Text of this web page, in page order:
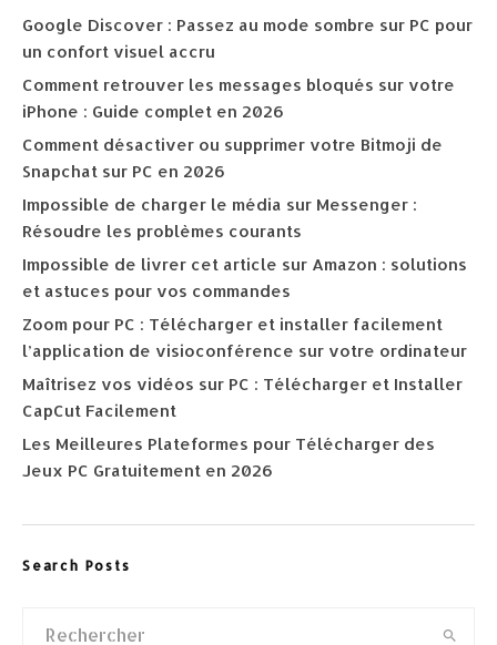
Google Discover : Passez au mode sombre sur PC pour
un confort visuel accru
Comment retrouver les messages bloqués sur votre
iPhone : Guide complet en 2026
Comment désactiver ou supprimer votre Bitmoji de
Snapchat sur PC en 2026
Impossible de charger le média sur Messenger :
Résoudre les problèmes courants
Impossible de livrer cet article sur Amazon : solutions
et astuces pour vos commandes
Zoom pour PC : Télécharger et installer facilement
l’application de visioconférence sur votre ordinateur
Maîtrisez vos vidéos sur PC : Télécharger et Installer
CapCut Facilement
Les Meilleures Plateformes pour Télécharger des
Jeux PC Gratuitement en 2026
Search Posts